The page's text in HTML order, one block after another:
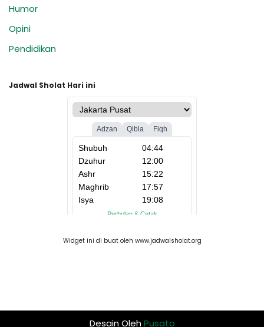
Humor
Opini
Pendidikan
Jadwal Sholat Hari ini
Widget ini di buat oleh www.jadwalsholat.org
Desain OlehPusato